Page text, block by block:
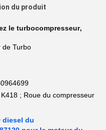
du produit
le turbocompresseur,
de Turbo
; Roue du compresseur
diesel du